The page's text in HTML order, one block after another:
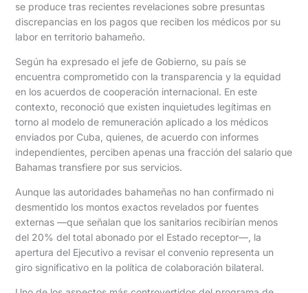
se produce tras recientes revelaciones sobre presuntas
discrepancias en los pagos que reciben los médicos por su
labor en territorio bahameño.
Según ha expresado el jefe de Gobierno, su país se
encuentra comprometido con la transparencia y la equidad
en los acuerdos de cooperación internacional. En este
contexto, reconoció que existen inquietudes legítimas en
torno al modelo de remuneración aplicado a los médicos
enviados por Cuba, quienes, de acuerdo con informes
independientes, perciben apenas una fracción del salario que
Bahamas transfiere por sus servicios.
Aunque las autoridades bahameñas no han confirmado ni
desmentido los montos exactos revelados por fuentes
externas —que señalan que los sanitarios recibirían menos
del 20% del total abonado por el Estado receptor—, la
apertura del Ejecutivo a revisar el convenio representa un
giro significativo en la política de colaboración bilateral.